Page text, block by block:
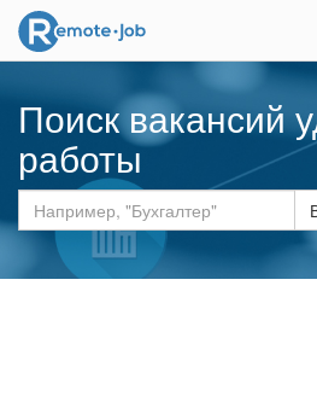
Поиск вакансий
работы